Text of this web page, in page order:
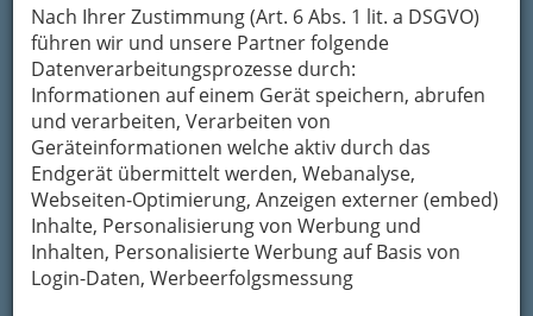
Nach Ihrer Zustimmung (Art. 6 Abs. 1 lit. a DSGVO)
führen wir und unsere Partner folgende
Datenverarbeitungsprozesse durch:
Informationen auf einem Gerät speichern, abrufen
und verarbeiten, Verarbeiten von
Geräteinformationen welche aktiv durch das
Endgerät übermittelt werden, Webanalyse,
Webseiten-Optimierung, Anzeigen externer (embed)
Inhalte, Personalisierung von Werbung und
Inhalten, Personalisierte Werbung auf Basis von
Login-Daten, Werbeerfolgsmessung
Unternehmen Zu den 3 goldenen Kugeln
Shopping City Seiersberg - Kraemer-Stangl
GmbH. weitergeleitet.
Mein Name
Meine Email Adresse
Mein Betreff